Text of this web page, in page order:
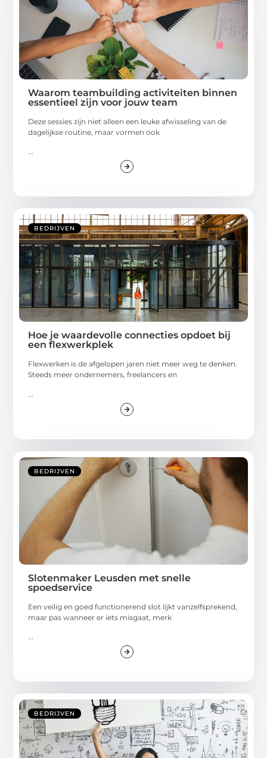
Waarom teambuilding activiteiten binnen
essentieel zijn voor jouw team
Deze sessies zijn niet alleen een leuke afwisseling van de
dagelijkse routine, maar vormen ook
...
BEDRIJVEN
Hoe je waardevolle connecties opdoet bij
een flexwerkplek
Flexwerken is de afgelopen jaren niet meer weg te denken.
Steeds meer ondernemers, freelancers en
BEDRIJVEN
Slotenmaker Leusden met snelle
spoedservice
Een veilig en goed functionerend slot lijkt vanzelfsprekend,
maar pas wanneer er iets misgaat, merk
...
BEDRIJVEN